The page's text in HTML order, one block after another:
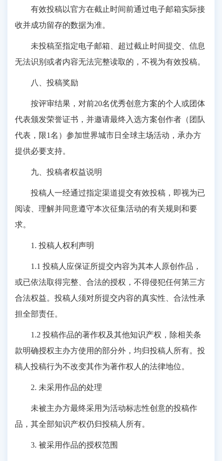
有效投稿以官方在截止时间前通过电子邮箱实际接
收并成功留存的数据为准。
未投稿至指定电子邮箱、超过截止时间提交、信息
无法识别或者内容无法完整读取的，不视为有效投稿。
八、投稿奖励
按评审结果，对前20名优秀创意方案的个人或团体
代表颁发荣誉证书，并邀请最终入选方案创作者（团队
代表，限1名）参加世界城市日全球主场活动，承办方
提供必要支持。
九、投稿者权益说明
投稿人一经通过指定渠道提交有效投稿，即视为已
阅读、理解并同意遵守本次征集活动的有关规则和要
求。
1. 投稿人权利声明
1.1 投稿人应保证所提交内容为其本人原创作品，
或已依法取得完整、合法的授权，不得侵犯任何第三方
合法权益。投稿人须对所提交内容的真实性、合法性承
担全部责任。
1.2 投稿作品的著作权及其他知识产权，除相关条
款明确授权主办方使用的部分外，均归投稿人所有。投
稿人投稿行为不改变其作为著作权人的法律地位。
2. 未采用作品的处理
未被主办方最终采用为活动标志性创意的投稿作
品，其全部知识产权仍归投稿人所有。
3. 被采用作品的授权范围